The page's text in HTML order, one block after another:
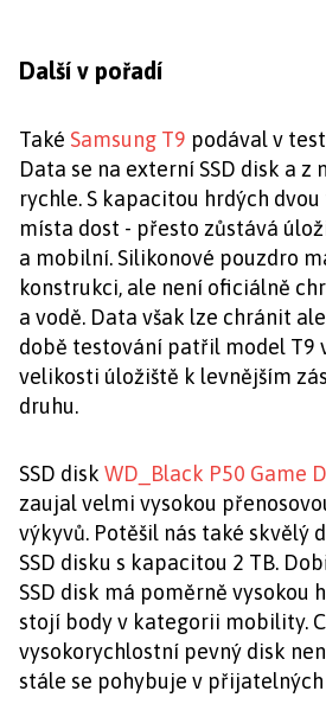
Další v pořadí
Také Samsung T9 podával v
Data se na externí SSD disk a
rychle. S kapacitou hrdých
místa dost - přesto zůstává
a mobilní. Silikonové pouzdro
konstrukci, ale není oficiálně
a vodě. Data však lze chránit
době testování patřil model T9
velikosti úložiště k levnějším
druhu.
SSD disk WD_Black P50 Game
zaujal velmi vysokou
výkyvů. Potěšil nás také skvělý
SSD disku s kapacitou 2 TB.
SSD disk má poměrně vysokou
stojí body v kategorii mobility.
vysokorychlostní pevný disk
stále se pohybuje v